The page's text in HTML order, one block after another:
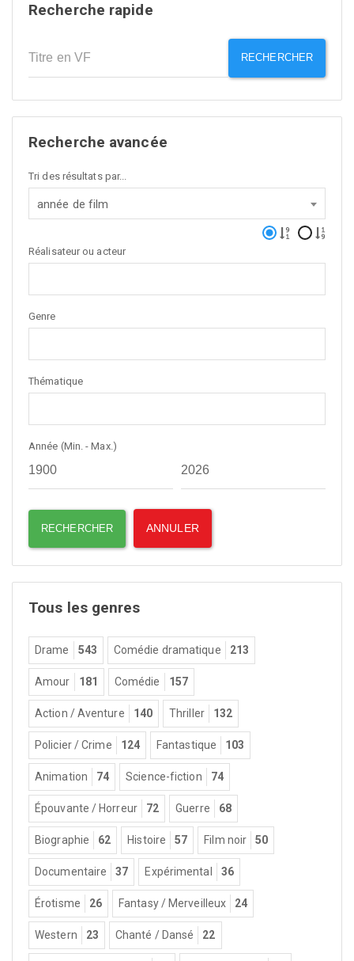
Recherche rapide
RECHERCHER
Recherche avancée
Tri des résultats par...
année de film
Réalisateur ou acteur
Genre
Thématique
Année (Min. - Max.)
Tous les genres
Drame 543 Comédie dramatique 213
Amour 181 Comédie 157
Action / Aventure 140 Thriller 132
Policier / Crime 124 Fantastique 103
Animation 74 Science-fiction 74
Épouvante / Horreur 72 Guerre 68
Biographie 62 Histoire 57 Film noir 50
Documentaire 37 Expérimental 36
Érotisme 26 Fantasy / Merveilleux 24
Western 23 Chanté / Dansé 22